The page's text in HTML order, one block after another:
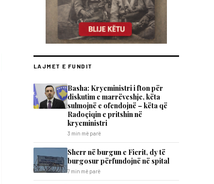
LAJMET E FUNDIT
Basha: Kryeministri i fton për
diskutim e marrëveshje, këta
sulmojnë e ofendojnë – këta që
Radoçiqin e pritshin në
kryeministri
3 min më parë
Sherr në burgun e Fierit, dy të
burgosur përfundojnë në spital
7 min më parë